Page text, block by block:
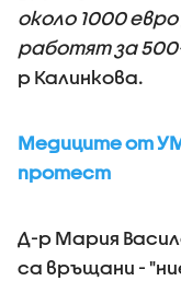
около 1000
работят за
р Калинкова.
Медиците от
протест
Д-р Мария
са връщани -